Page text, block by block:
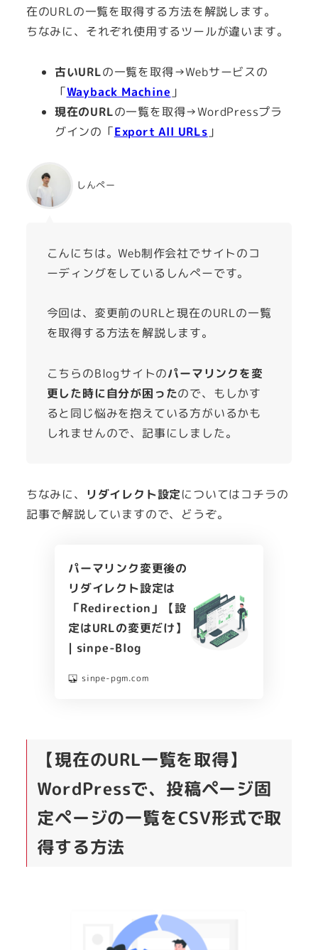
在のURLの一覧を取得する方法を解説します。
ちなみに、それぞれ使用するツールが違います。
古いURLの一覧を取得→Webサービスの
「Wayback Machine 」
現在のURLの一覧を取得→WordPressプラ
グインの「Export All URLs 」
しんぺー
こんにちは。Web制作会社でサイトのコ
ーディングをしているしんぺーです。
今回は、変更前のURLと現在のURLの一覧
を取得する方法を解説します。
こちらのBlogサイトのパーマリンクを変
更した時に自分が困ったので、もしかす
ると同じ悩みを抱えている方がいるかも
しれませんので、記事にしました。
ちなみに、 リダイレクト設定についてはコチラの
記事で解説していますので、どうぞ。
パーマリンク変更後の
リダイレクト設定は
「Redirection」【設
定はURLの変更だけ】
| sinpe-Blog
sinpe-pgm.com
【現在のURL一覧を取得】
WordPressで、投稿ページ固
定ページの一覧をCSV形式で取
得する方法